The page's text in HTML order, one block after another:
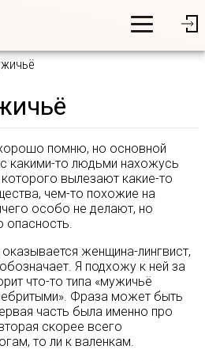
помню, но основной
какими-то людьми нахожусь
вылезают какие-то
чем-то похожие на
особо не делают, но
опасность.
женщина-лингвист,
Я подхожу к ней за
что-то типа «мужичьё
Фраза может быть
часть была именно про
скорее всего
то ли к валенкам.